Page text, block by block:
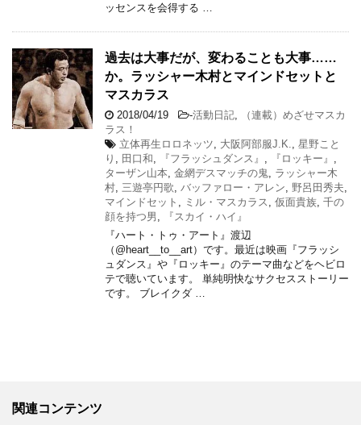
ッセンスを会得する …
過去は大事だが、変わることも大事……
か。ラッシャー木村とマインドセットと
マスカラス
2018/04/19 -活動日記
（連載）めざせマスカ
ラス！
立体再生ロロネッツ
大阪阿部服J.K.
星野こと
り
田口和 『フラッシュダンス』 『ロッキー』
ターザン山本 金網デスマッチの鬼 ラッシャー木
村 三遊亭円歌 バッファロー・アレン 野呂田秀夫
マインドセット
ミル・マスカラス 仮面貴族 千の
顔を持つ男
『スカイ・ハイ』
『ハート・トゥ・アート』渡辺
（@heart__to__art）です。最近は映画『フラッシ
ュダンス』や『ロッキー』のテーマ曲などをヘビロ
テで聴いています。 単純明快なサクセスストーリー
です。 ブレイクダ …
関連コンテンツ